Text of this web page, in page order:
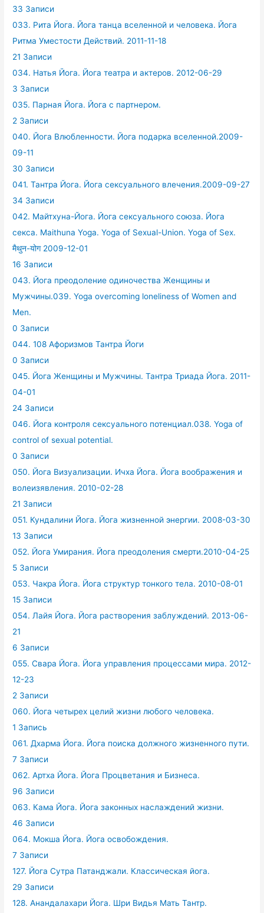
33 Записи
033. Рита Йога. Йога танца вселенной и человека. Йога
Ритма Уместости Действий. 2011-11-18
21 Записи
034. Натья Йога. Йога театра и актеров. 2012-06-29
3 Записи
035. Парная Йога. Йога с партнером.
2 Записи
040. Йога Влюбленности. Йога подарка вселенной.2009-
09-11
30 Записи
041. Тантра Йога. Йога сексуального влечения.2009-09-27
34 Записи
042. Майтхуна-Йога. Йога сексуального союза. Йога
секса. Maithuna Yoga. Yoga of Sexual-Union. Yoga of Sex.
मैथुन-योग 2009-12-01
16 Записи
043. Йога преодоление одиночества Женщины и
Мужчины.039. Yoga overcoming loneliness of Women and
Men.
0 Записи
044. 108 Афоризмов Тантра Йоги
0 Записи
045. Йога Женщины и Мужчины. Тантра Триада Йога. 2011-
04-01
24 Записи
046. Йога контроля сексуального потенциал.038. Yoga of
control of sexual potential.
0 Записи
050. Йога Визуализации. Ичха Йога. Йога воображения и
волеизявления. 2010-02-28
21 Записи
051. Кундалини Йога. Йога жизненной энергии. 2008-03-30
13 Записи
052. Йога Умирания. Йога преодоления смерти.2010-04-25
5 Записи
053. Чакра Йога. Йога структур тонкого тела. 2010-08-01
15 Записи
054. Лайя Йога. Йога растворения заблуждений. 2013-06-
21
6 Записи
055. Свара Йога. Йога управления процессами мира. 2012-
12-23
2 Записи
060. Йога четырех целий жизни любого человека.
1 Запись
061. Дхарма Йога. Йога поиска должного жизненного пути.
7 Записи
062. Артха Йога. Йога Процветания и Бизнеса.
96 Записи
063. Кама Йога. Йога законных наслаждений жизни.
46 Записи
064. Мокша Йога. Йога освобождения.
7 Записи
127. Йога Сутра Патанджали. Классическая йога.
29 Записи
128. Анандалахари Йога. Шри Видья Мать Тантр.